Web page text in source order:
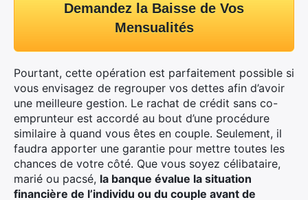
Demandez la Baisse de Vos
Mensualités
Pourtant, cette opération est parfaitement possible si
vous envisagez de regrouper vos dettes afin d’avoir
une meilleure gestion. Le rachat de crédit sans co-
emprunteur est accordé au bout d’une procédure
similaire à quand vous êtes en couple. Seulement, il
faudra apporter une garantie pour mettre toutes les
chances de votre côté. Que vous soyez célibataire,
marié ou pacsé, la banque évalue la situation
financière de l’individu ou du couple avant de